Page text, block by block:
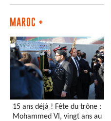
MAROC +
15 ans déjà ! Fête du trône :
Mohammed VI, vingt ans au